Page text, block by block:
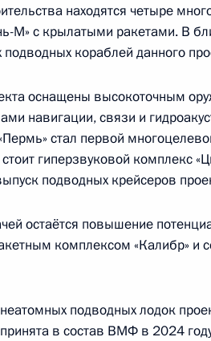
Москва
с Президентом Узбекистана
Государственной Думы
Москва, Кремль
находятся четыре
М» с крылатыми ракетами. В
подводных кораблей данного
оснащены высокоточным
навигации, связи и
стал первой
гиперзвуковой комплекс
подводных крейсеров
остаётся повышение
комплексом «Калибр» и
подводных лодок
в состав ВМФ в 2024